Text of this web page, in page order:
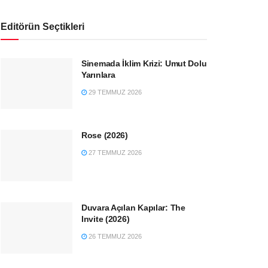
Editörün Seçtikleri
Sinemada İklim Krizi: Umut Dolu
Yarınlara
29 TEMMUZ 2026
Rose (2026)
27 TEMMUZ 2026
Duvara Açılan Kapılar: The
Invite (2026)
26 TEMMUZ 2026